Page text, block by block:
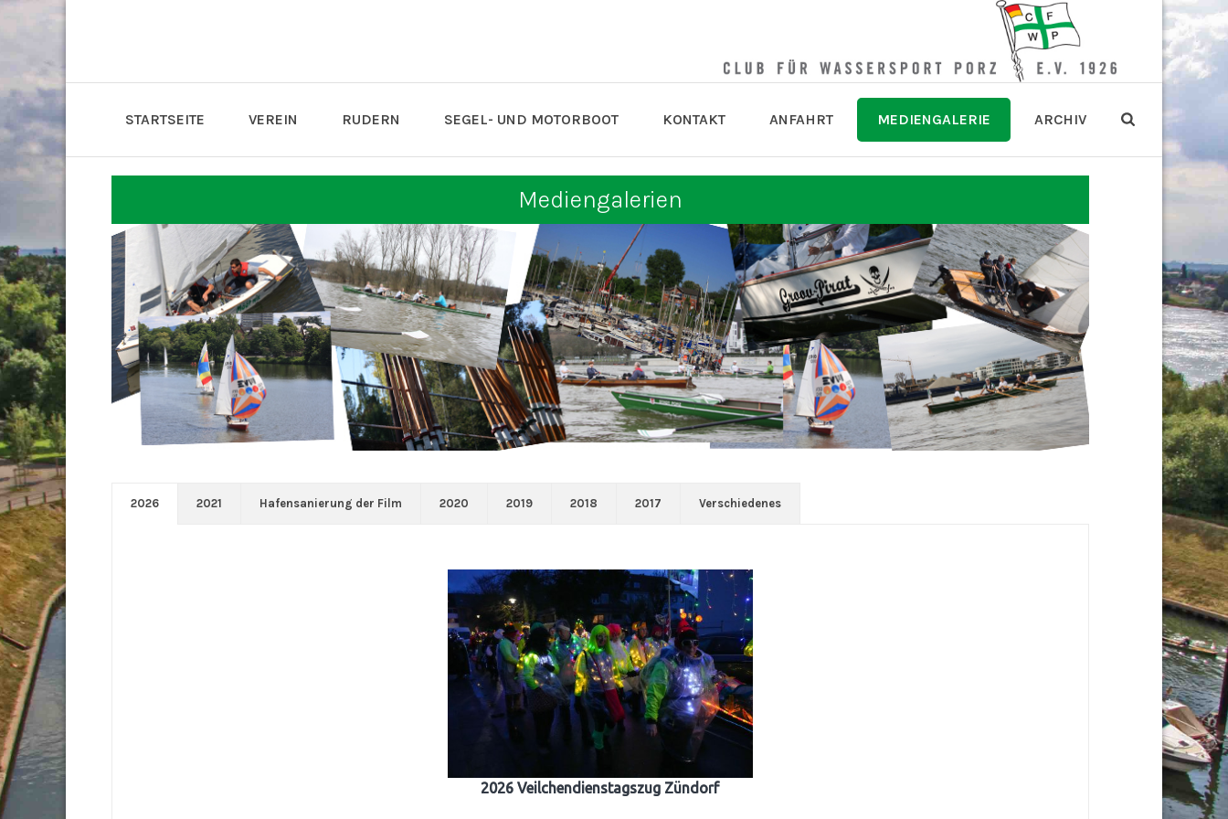
STARTSEITE VEREIN RUDERN SEGEL- UND MOTORBOOT KONTAKT ANFAHRT MEDIENGALERIE ARCHIV
Mediengalerien
2026 2021 Hafensanierung der Film 2020 2019 2018 2017 Verschiedenes
2026 Veilchendienstagszug Zündorf